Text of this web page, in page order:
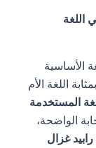
الأم
المستخدمة
الواضحة،
غزال